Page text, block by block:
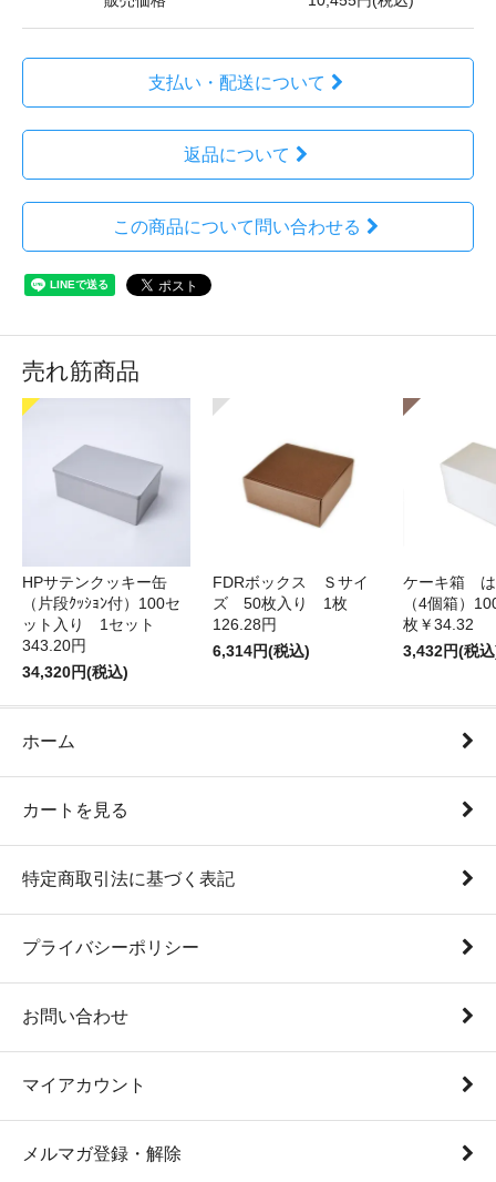
支払い・配送について
返品について
この商品について問い合わせる
売れ筋商品
HPサテンクッキー缶
（片段ｸｯｼｮﾝ付）100セ
ット入り 1セット
343.20円
34,320円(税込)
FDRボックス Ｓサイ
ズ 50枚入り 1枚
126.28円
6,314円(税込)
ケーキ箱 は
（4個箱）
枚￥34.32
3,432円(税
ホーム
カートを見る
特定商取引法に基づく表記
プライバシーポリシー
お問い合わせ
マイアカウント
メルマガ登録・解除